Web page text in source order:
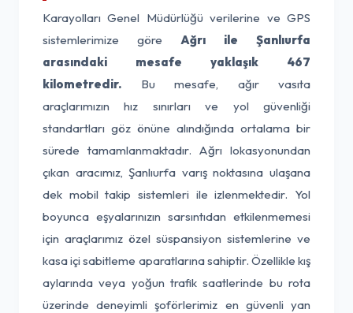
Karayolları Genel Müdürlüğü verilerine ve GPS
sistemlerimize göre Ağrı ile Şanlıurfa
arasındaki mesafe yaklaşık 467
kilometredir. Bu mesafe, ağır vasıta
araçlarımızın hız sınırları ve yol güvenliği
standartları göz önüne alındığında ortalama bir
sürede tamamlanmaktadır. Ağrı lokasyonundan
çıkan aracımız, Şanlıurfa varış noktasına ulaşana
dek mobil takip sistemleri ile izlenmektedir. Yol
boyunca eşyalarınızın sarsıntıdan etkilenmemesi
için araçlarımız özel süspansiyon sistemlerine ve
kasa içi sabitleme aparatlarına sahiptir. Özellikle kış
aylarında veya yoğun trafik saatlerinde bu rota
üzerinde deneyimli şoförlerimiz en güvenli yan